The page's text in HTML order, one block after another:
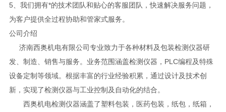
5、我们拥有*的技术团队和贴心的客服团队，快速解决服务问题，
为客户提供全过程协助和管家式服务。
公司介绍
济南西奥机电有限公司专业致力于各种材料及包装检测仪器研
发、制造、销售与服务。业务范围涵盖检测仪器，PLC编程及特殊
设备定制等领域。根据丰富的行业经验积累，通过设计及技术创
新，实现了检测仪器与工业控制及自动化的结合。
西奥机电检测仪器涵盖了塑料包装，医药包装，纸包，纸箱，